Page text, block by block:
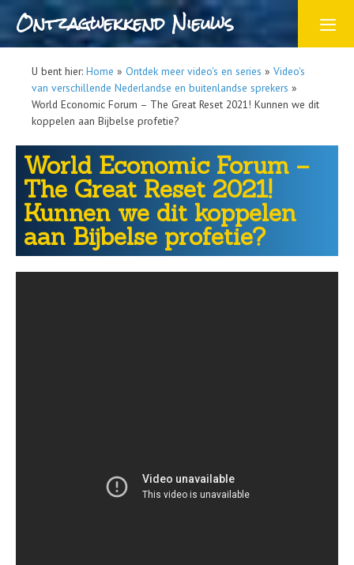
Ontzagwekkend Nieuws
U bent hier: Home » Ontdek meer video's en series » Video's
van verschillende Nederlandse en buitenlandse sprekers »
World Economic Forum – The Great Reset 2021! Kunnen we dit
koppelen aan Bijbelse profetie?
World Economic Forum –
The Great Reset 2021!
Kunnen we dit koppelen
aan Bijbelse profetie?